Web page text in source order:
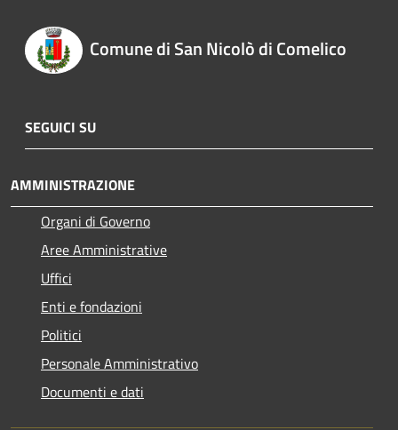
Comune di San Nicolò di Comelico
SEGUICI SU
AMMINISTRAZIONE
Organi di Governo
Aree Amministrative
Uffici
Enti e fondazioni
Politici
Personale Amministrativo
Documenti e dati